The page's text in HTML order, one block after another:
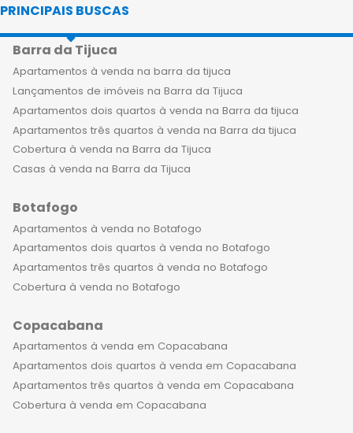
experiência única de moradia, com
espaços elegantes e exclusivos,
garantindo qualidade de vida e bem-
estar. Morar em um empreendimento
de luxo em Laranjeiras é uma
sensação indescritível. Você pode
experimentar uma vida sofisticada,
com design moderno e acabamentos
de alto padrão. A sensação de morar
vista privilegiada da cidade, é de fato
algo especial. Para famílias que
buscam um lar espaçoso, os
apartamentos de alto padrão à
venda em Laranjeiras oferecem
empreendimentos contam com
áreas de lazer completas, piscinas,
playgrounds, salões de festas, espaço
kids, entre outras facilidades. O bairro
histórico, repleto de prédios antigos e
PRINCIPAIS BUSCAS
Barra da Tijuca
Apartamentos à venda na barra da tijuca
Lançamentos de imóveis na Barra da Tijuca
Apartamentos dois quartos à venda na Barra da tijuca
Apartamentos três quartos à venda na Barra da tijuca
Cobertura à venda na Barra da Tijuca
Casas à venda na Barra da Tijuca
Botafogo
Apartamentos à venda no Botafogo
Apartamentos dois quartos à venda no Botafogo
Apartamentos três quartos à venda no Botafogo
Cobertura à venda no Botafogo
Copacabana
Apartamentos à venda em Copacabana
Apartamentos dois quartos à venda em Copacabana
Apartamentos três quartos à venda em Copacabana
Cobertura à venda em Copacabana